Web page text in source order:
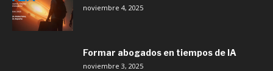
noviembre 4, 2025
Formar abogados en tiempos de IA
noviembre 3, 2025